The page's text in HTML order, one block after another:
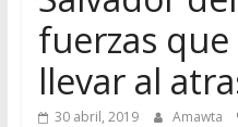
fuerzas
llevar al
30 abril, 2019 Amawta